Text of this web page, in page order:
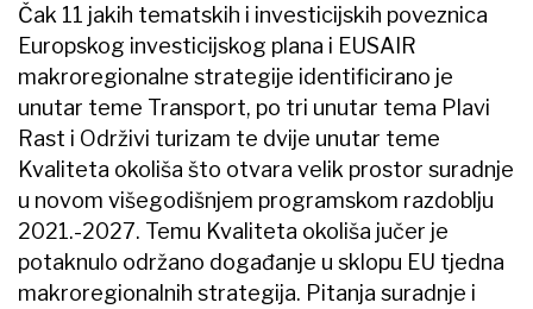
Čak 11 jakih tematskih i investicijskih poveznica
Europskog investicijskog plana i EUSAIR
makroregionalne strategije identificirano je
unutar teme Transport, po tri unutar tema Plavi
Rast i Održivi turizam te dvije unutar teme
Kvaliteta okoliša što otvara velik prostor suradnje
u novom višegodišnjem programskom razdoblju
2021.-2027. Temu Kvaliteta okoliša jučer je
potaknulo održano događanje u sklopu EU tjedna
makroregionalnih strategija. Pitanja suradnje i